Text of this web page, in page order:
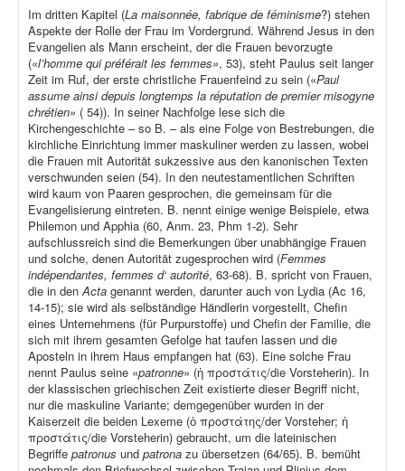
Im dritten Kapitel (La maisonnée, fabrique de féminisme?) stehen
Aspekte der Rolle der Frau im Vordergrund. Während Jesus in den
Evangelien als Mann erscheint, der die Frauen bevorzugte
(«l’homme qui préférait les femmes», 53), steht Paulus seit langer
Zeit im Ruf, der erste christliche Frauenfeind zu sein («Paul
assume ainsi depuis longtemps la réputation de premier misogyne
chrétien» ( 54)). In seiner Nachfolge lese sich die
Kirchengeschichte – so B. – als eine Folge von Bestrebungen, die
kirchliche Einrichtung immer maskuliner werden zu lassen, wobei
die Frauen mit Autorität sukzessive aus den kanonischen Texten
verschwunden seien (54). In den neutestamentlichen Schriften
wird kaum von Paaren gesprochen, die gemeinsam für die
Evangelisierung eintreten. B. nennt einige wenige Beispiele, etwa
Philemon und Apphia (60, Anm. 23, Phm 1-2). Sehr
aufschlussreich sind die Bemerkungen über unabhängige Frauen
und solche, denen Autorität zugesprochen wird (Femmes
indépendantes, femmes d‘ autorité, 63-68). B. spricht von Frauen,
die in denActa genannt werden, darunter auch von Lydia (Ac 16,
14-15); sie wird als selbständige Händlerin vorgestellt, Chefin
eines Unternehmens (für Purpurstoffe) und Chefin der Familie, die
sich mit ihrem gesamten Gefolge hat taufen lassen und die
Aposteln in ihrem Haus empfangen hat (63). Eine solche Frau
nennt Paulus seine «patronne» (ἡ προστάτις/die Vorsteherin). In
der klassischen griechischen Zeit existierte dieser Begriff nicht,
nur die maskuline Variante; demgegenüber wurden in der
Kaiserzeit die beiden Lexeme (ὁ προστάτης/der Vorsteher; ἡ
προστάτις/die Vorsteherin) gebraucht, um die lateinischen
Begriffe patronus und patrona zu übersetzen (64/65). B. bemüht